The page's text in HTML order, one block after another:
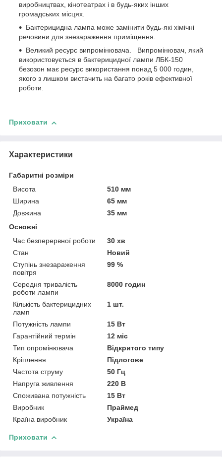
виробництвах, кінотеатрах і в будь-яких інших
громадських місцях.
Бактерицидна лампа може замінити будь-які хімічні
речовини для знезараження приміщення.
Великий ресурс випромінювача.
Випромінювач, який
використовується в бактерицидної лампи ЛБК-150
безозон має ресурс використання понад 5 000 годин,
якого з лишком вистачить на багато років ефективної
роботи.
Приховати
Характеристики
Габаритні розміри
Висота
510 мм
Ширина
65 мм
Довжина
35 мм
Основні
Час безперервної роботи
30 хв
Стан
Новий
Ступінь знезараження
повітря
99 %
Середня тривалість
роботи лампи
8000 годин
Кількість бактерицидних
ламп
1 шт.
Потужність лампи
15 Вт
Гарантійний термін
12 міс
Тип опромінювача
Відкритого типу
Кріплення
Підлогове
Частота струму
50 Гц
Напруга живлення
220 В
Споживана потужність
15 Вт
Виробник
Праймед
Країна виробник
Україна
Приховати